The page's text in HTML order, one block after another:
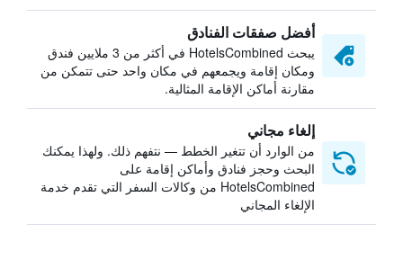
أفضل صفقات الفنادق
يبحث HotelsCombined في أكثر من 3 ملايين فندق
ومكان إقامة ويجمعهم في مكان واحد حتى تتمكن من
مقارنة أماكن الإقامة المثالية.
إلغاء مجاني
من الوارد أن تتغير الخطط — نتفهم ذلك. ولهذا يمكنك
البحث وحجز فنادق وأماكن إقامة على
HotelsCombined من وكالات السفر التي تقدم خدمة
الإلغاء المجاني